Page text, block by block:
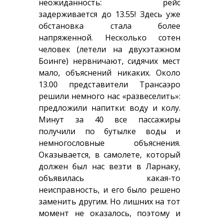
неожиданность: рейс
задерживается до 13.55! Здесь уже
обстановка стала более
напряженной. Несколько сотен
человек (летели на двухэтажном
Боинге) нервничают, сидячих мест
мало, объяснений никаких. Около
13.00 представители Трансаэро
решили немного нас «развеселить»:
предложили напитки: воду и колу.
Минут за 40 все пассажиры
получили по бутылке воды и
немногословные объяснения.
Оказывается, в самолете, который
должен был нас везти в Ларнаку,
объявилась какая-то
неисправность, и его было решено
заменить другим. Но лишних на тот
момент не оказалось, поэтому и